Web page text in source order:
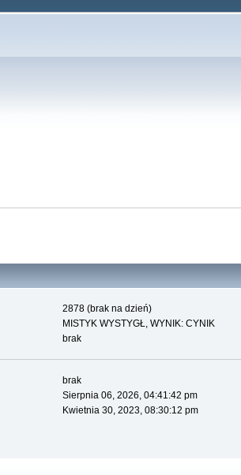
2878 (brak na dzień)
MISTYK WYSTYGŁ, WYNIK: CYNIK
brak
brak
Sierpnia 06, 2026, 04:41:42 pm
Kwietnia 30, 2023, 08:30:12 pm